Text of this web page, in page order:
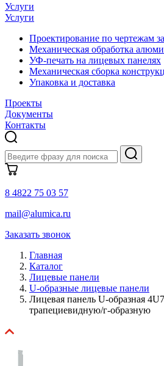
Услуги
Услуги
Проектирование по чертежам
Механическая обработка
УФ-печать на лицевых панелях
Механическая сборка
Упаковка и доставка
Проекты
Документы
Контакты
8 4822 75 03 57
mail@alumica.ru
Заказать звонок
Главная
Каталог
Лицевые панели
U-образные лицевые панели
Лицевая панель U-образная
трапециевидную/г-образную